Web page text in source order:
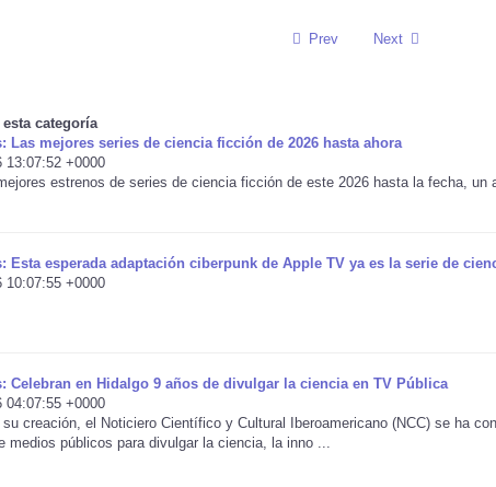
Prev Next
categoría
Las mejores series de ciencia ficción de 2026 hasta ahora
13:07:52 +0000
estrenos de series de ciencia ficción de este 2026 hasta la fecha, un
Esta esperada adaptación ciberpunk de Apple TV ya es la serie de
10:07:55 +0000
Celebran en Hidalgo 9 años de divulgar la ciencia en TV Pública
04:07:55 +0000
creación, el Noticiero Científico y Cultural Iberoamericano (NCC) se ha
medios públicos para divulgar la ciencia, la inno ...